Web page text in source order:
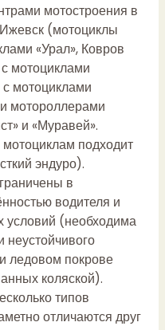
мотостроения в
(мотоциклы
«Урал», Ковров
мотоциклами
мотоциклами
мотороллерами
и «Муравей».
подходит
эндуро).
в
водителя и
условий (необходима
ледовом покрове
коляской).
типов
отличаются друг